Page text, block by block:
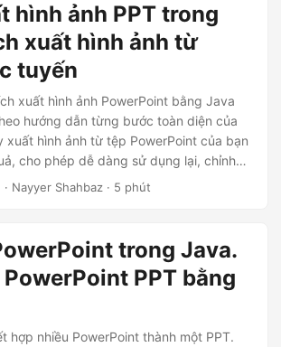
hình ảnh PPT trong
xuất hình ảnh từ
tuyến
xuất hình ảnh PowerPoint bằng Java
hướng dẫn từng bước toàn diện của
xuất hình ảnh từ tệp PowerPoint của bạn
cho phép dễ dàng sử dụng lại, chỉnh
dung trực quan.
· Nayyer Shahbaz · 5 phút
trong Java.
PPT bằng
hợp nhiều PowerPoint thành một PPT.